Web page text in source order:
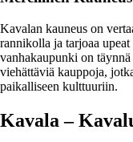
Kavalan kauneus on
rannikolla ja tarjoaa
vanhakaupunki on
viehättäviä kauppoja,
paikalliseen kulttuuriin.
Kavala –